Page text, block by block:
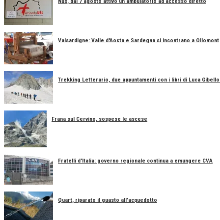
Valsardigne: Valle d'Aosta e Sardegna si incontrano a Ollomont
Trekking Letterario, due appuntamenti con i libri di Luca
Frana sul Cervino, sospese le ascese
Fratelli d'Italia: governo regionale continua a emungere CVA
Quart, riparato il guasto all'acquedotto